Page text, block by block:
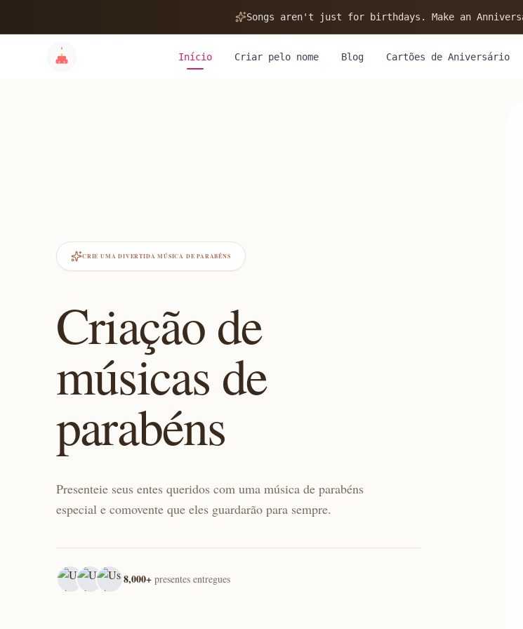
Songs aren't just for birthdays. Make an
Início Criar pelo nome Blog Cartões de Aniversário
CRIE UMA DIVERTIDA MÚSICA DE PARABÉNS
Criação de
músicas de
parabéns
Presenteie seus entes queridos com uma música de parabéns
especial e comovente que eles guardarão para sempre.
8,000+ presentes entregues